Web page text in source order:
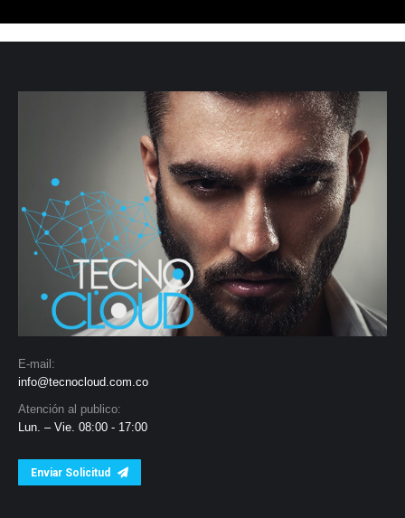
E-mail:
info@tecnocloud.com.co
Atención al publico:
Lun. – Vie. 08:00 - 17:00
Enviar Solicitud